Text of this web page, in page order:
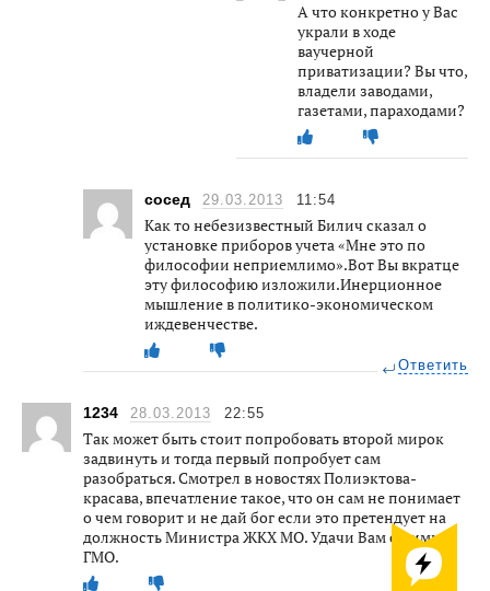
А что конкретно у Вас
украли в ходе
ваучерной
приватизации? Вы что,
владели заводами,
газетами, параходами?
сосед 29.03.2013 11:54
Как то небезизвестный Билич сказал о
установке приборов учета «Мне это по
философии неприемлимо».Вот Вы вкратце
эту философию изложили.Инерционное
мышление в политико-экономическом
иждевенчестве.
Ответить
1234 28.03.2013 22:55
Так может быть стоит попробовать второй мирок
задвинуть и тогда первый попробует сам
разобраться. Смотрел в новостях Полиэктова-
красава, впечатление такое, что он сам не понимает
о чем говорит и не дай бог если это претендует на
должность Министра ЖКХ МО. Удачи Вам с ними
ГМО.